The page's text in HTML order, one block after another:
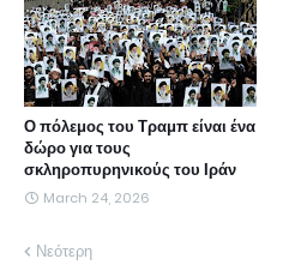
Ο πόλεμος του Τραμπ είναι ένα
δώρο για τους
σκληροπυρηνικούς του Ιράν
March 24, 2026
Νεότερη